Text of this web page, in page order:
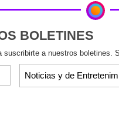
BOLETINES
a nuestros boletines.